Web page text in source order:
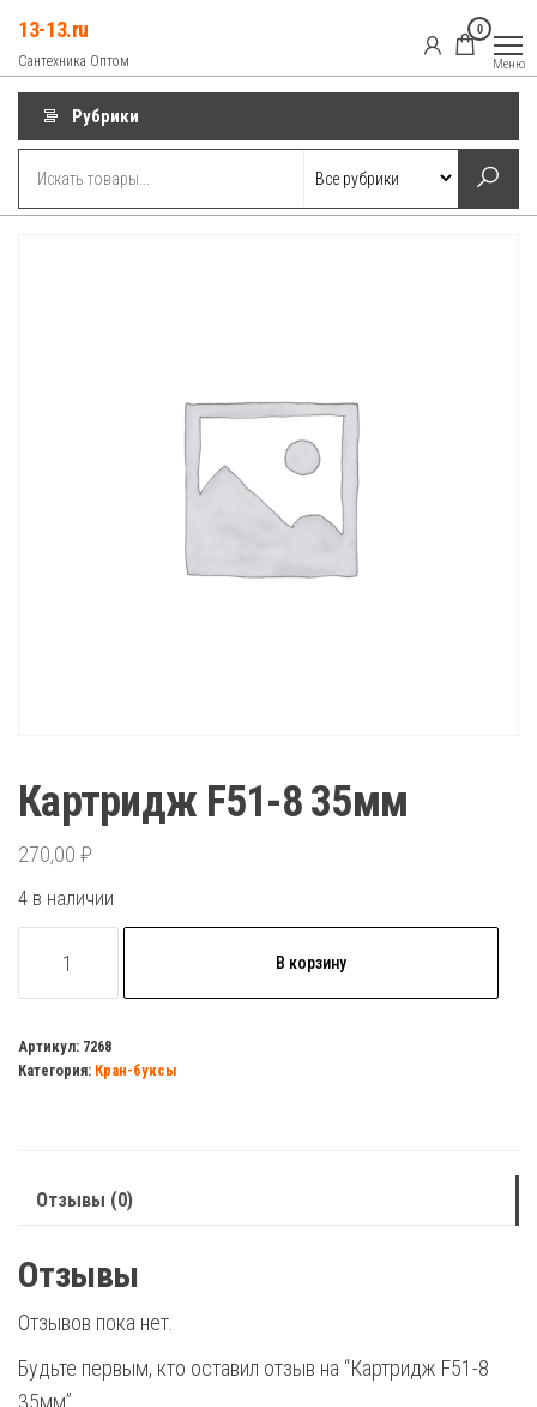
содержимому
13-13.ru
Сантехника Оптом
0
Меню
Рубрики
Картридж F51-8 35мм
270,00 ₽
4 в наличии
товара
F51-
8
В корзину
Артикул: 7268
Категория: Кран-буксы
Отзывы (0)
Отзывы
Отзывов пока нет.
Будьте первым, кто оставил отзыв на “Картридж F51-8
35мм”